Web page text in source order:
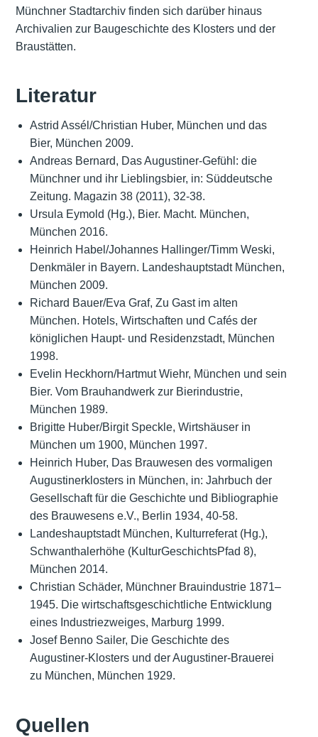
Münchner Stadtarchiv finden sich darüber hinaus
Archivalien zur Baugeschichte des Klosters und der
Braustätten.
Literatur
Astrid Assél/Christian Huber, München und das
Bier, München 2009.
Andreas Bernard, Das Augustiner-Gefühl: die
Münchner und ihr Lieblingsbier, in: Süddeutsche
Zeitung. Magazin 38 (2011), 32-38.
Ursula Eymold (Hg.), Bier. Macht. München,
München 2016.
Heinrich Habel/Johannes Hallinger/Timm Weski,
Denkmäler in Bayern. Landeshauptstadt München,
München 2009.
Richard Bauer/Eva Graf, Zu Gast im alten
München. Hotels, Wirtschaften und Cafés der
königlichen Haupt- und Residenzstadt, München
1998.
Evelin Heckhorn/Hartmut Wiehr, München und sein
Bier. Vom Brauhandwerk zur Bierindustrie,
München 1989.
Brigitte Huber/Birgit Speckle, Wirtshäuser in
München um 1900, München 1997.
Heinrich Huber, Das Brauwesen des vormaligen
Augustinerklosters in München, in: Jahrbuch der
Gesellschaft für die Geschichte und Bibliographie
des Brauwesens e.V., Berlin 1934, 40-58.
Landeshauptstadt München, Kulturreferat (Hg.),
Schwanthalerhöhe (KulturGeschichtsPfad 8),
München 2014.
Christian Schäder, Münchner Brauindustrie 1871–
1945. Die wirtschaftsgeschichtliche Entwicklung
eines Industriezweiges, Marburg 1999.
Josef Benno Sailer, Die Geschichte des
Augustiner-Klosters und der Augustiner-Brauerei
zu München, München 1929.
Quellen